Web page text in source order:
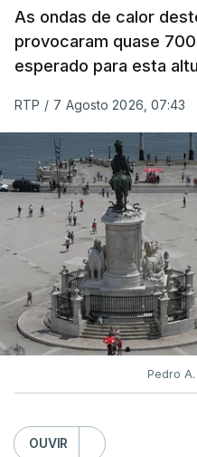
Avelar Brotero foram
resultados.
devem sair durante a
A primeira fase de
terminou na quinta-
dar mais três dias aos
pediram a revisão das
As ondas de calor
provocaram quase
esperado para esta
RTP / 7 Agosto 2026, 07:43
Pedro
OUVIR